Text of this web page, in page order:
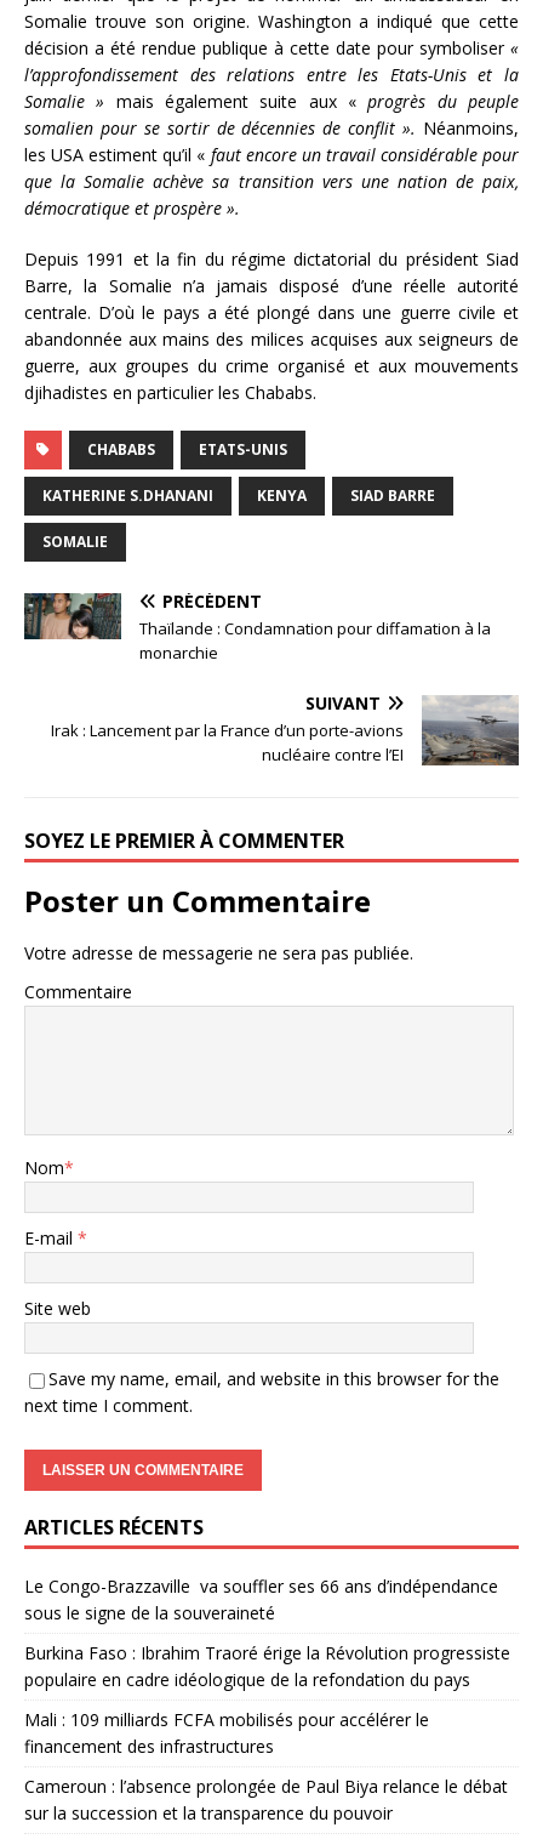
Somalie trouve son origine. Washington a indiqué que cette
décision a été rendue publique à cette date pour symboliser «
l’approfondissement des relations entre les Etats-Unis et la
Somalie » mais également suite aux «progrès du peuple
somalien pour se sortir de décennies de conflit ». Néanmoins,
les USA estiment qu’il « faut encore un travail considérable pour
que la Somalie achève sa transition vers une nation de paix,
démocratique et prospère ».
Depuis 1991 et la fin du régime dictatorial du président Siad
Barre, la Somalie n’a jamais disposé d’une réelle autorité
centrale. D’où le pays a été plongé dans une guerre civile et
abandonnée aux mains des milices acquises aux seigneurs de
guerre, aux groupes du crime organisé et aux mouvements
djihadistes en particulier les Chababs.
CHABABS ETATS-UNIS
KATHERINE S.DHANANI KENYA SIAD BARRE
SOMALIE
PRÉCÉDENT
Thaïlande : Condamnation pour diffamation à la
monarchie
SUIVANT
Irak : Lancement par la France d’un porte-avions
nucléaire contre l’EI
SOYEZ LE PREMIER À COMMENTER
Poster un Commentaire
Votre adresse de messagerie ne sera pas publiée.
Commentaire
Nom*
E-mail *
Site web
Save my name, email, and website in this browser for the
next time I comment.
ARTICLES RÉCENTS
Le Congo-Brazzaville va souffler ses 66 ans d’indépendance
sous le signe de la souveraineté
Burkina Faso : Ibrahim Traoré érige la Révolution progressiste
populaire en cadre idéologique de la refondation du pays
Mali : 109 milliards FCFA mobilisés pour accélérer le
financement des infrastructures
Cameroun : l’absence prolongée de Paul Biya relance le débat
sur la succession et la transparence du pouvoir